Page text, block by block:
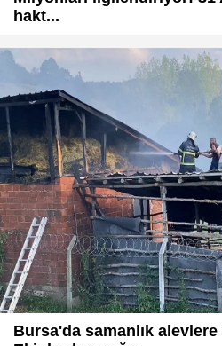
hakt...
Bursa'da samanlık